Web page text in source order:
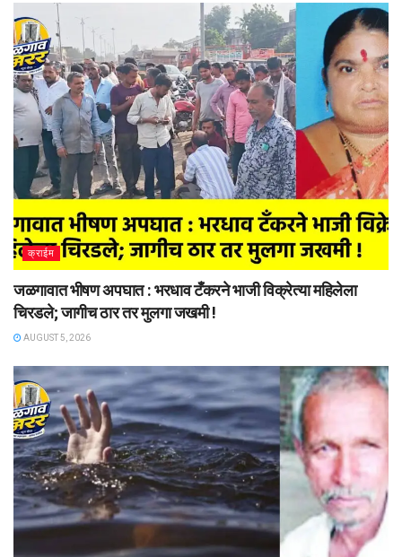
क्राईम
जळगावात भीषण अपघात : भरधाव टँकरने भाजी विक्रेत्या महिलेला
चिरडले; जागीच ठार तर मुलगा जखमी !
AUGUST 5, 2026